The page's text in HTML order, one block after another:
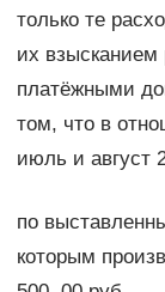
только те
их взысканием
платёжными
том, что в
июль и август
по
которым